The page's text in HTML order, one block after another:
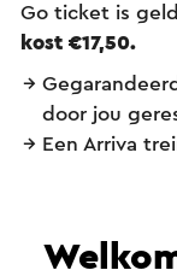
Go ticket is
kost €17,50.
door jou
Een Arriva